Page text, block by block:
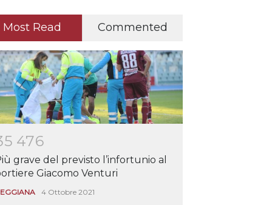
Most Read Commented
5 476
grave del previsto l’infortunio al
Giacomo Venturi
4 Ottobre 2021